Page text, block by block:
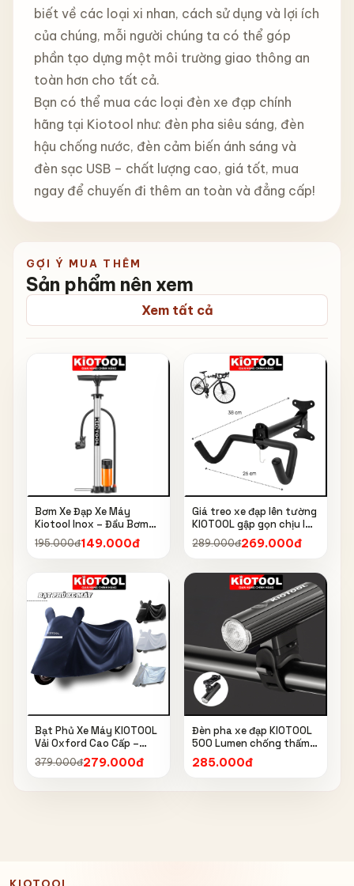
biết về các loại xi nhan, cách sử dụng và lợi ích
của chúng, mỗi người chúng ta có thể góp
phần tạo dựng một môi trường giao thông an
toàn hơn cho tất cả.
Bạn có thể mua các loại đèn xe đạp chính
hãng tại Kiotool như: đèn pha siêu sáng, đèn
hậu chống nước, đèn cảm biến ánh sáng và
đèn sạc USB – chất lượng cao, giá tốt, mua
ngay để chuyến đi thêm an toàn và đẳng cấp!
GỢI Ý MUA THÊM
Sản phẩm nên xem
Xem tất cả
Bơm Xe Đạp Xe Máy
Kiotool Inox – Đầu Bơm
Thông Minh, Kèm Bơm
Bóng, Đồng Hồ 160 PSI
195.000đ149.000đ
Giá treo xe đạp lên tường
KIOTOOL gập gọn chịu lực
cao kèm móc treo mũ bảo
hiểm
289.000đ269.000đ
Bạt Phủ Xe Máy KIOTOOL
Vải Oxford Cao Cấp –
Chống Nắng, Chống Mưa,
Chống Bụi, Chống Tia UV,
379.000đ279.000đ
Đèn pha xe đạp KIOTOOL
500 Lumen chống thấm
nước IPX6 6603
285.000đ